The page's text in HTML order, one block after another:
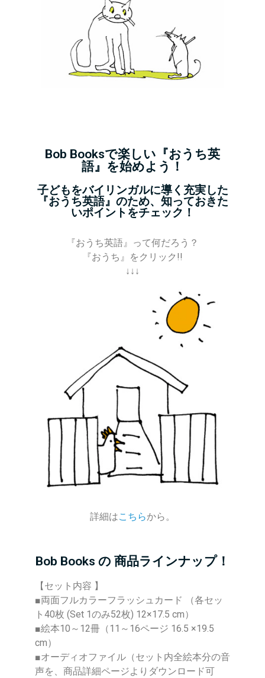
Bob Booksで楽しい『おうち英
語』を始めよう！
子どもをバイリンガルに導く充実した
『おうち英語』のため、知っておきた
いポイントをチェック！
『おうち英語』って何だろう？
『おうち』をクリック!!
↓↓↓
詳細はこちらから。
Bob Books の 商品ラインナップ！
【セット内容 】
■両面フルカラーフラッシュカード （各セッ
ト40枚 (Set 1のみ52枚) 12×17.5 cm）
■絵本10～12冊（11～16ページ 16.5 ×19.5
cm）
■オーディオファイル（セット内全絵本分の音
声を、商品詳細ページよりダウンロード可